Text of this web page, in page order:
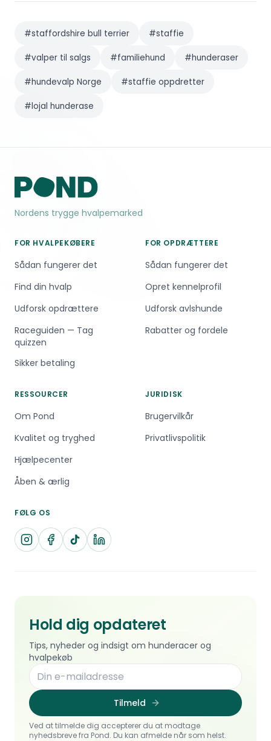
#staffordshire bull terrier #staffie
#valper til salgs #familiehund #hunderaser
#hundevalp Norge #staffie oppdretter
#lojal hunderase
Nordens trygge hvalpemarked
FOR HVALPEKØBERE
Sådan fungerer det
Find din hvalp
Udforsk opdrættere
Raceguiden — Tag
quizzen
Sikker betaling
FOR OPDRÆTTERE
Sådan fungerer det
Opret kennelprofil
Udforsk avlshunde
Rabatter og fordele
RESSOURCER
Om Pond
Kvalitet og tryghed
Hjælpecenter
Åben & ærlig
JURIDISK
Brugervilkår
Privatlivspolitik
FØLG OS
Hold dig opdateret
Tips, nyheder og indsigt om hunderacer og
hvalpekøb
Tilmeld
Ved at tilmelde dig accepterer du at modtage
nyhedsbreve fra Pond. Du kan afmelde når som helst.